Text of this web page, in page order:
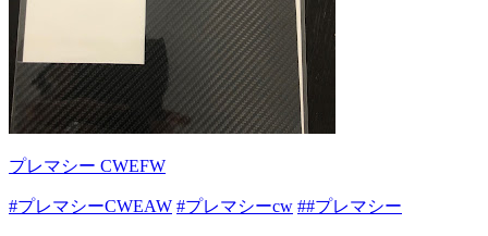
プレマシー CWEFW
#プレマシーCWEAW #プレマシーcw ##プレマシー